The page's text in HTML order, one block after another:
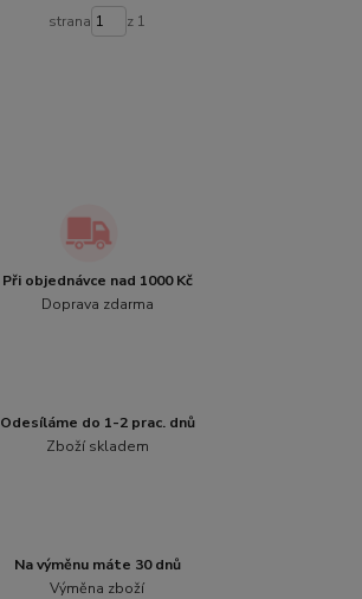
strana z 1
Při objednávce nad 1000 Kč
Doprava zdarma
Odesíláme do 1-2 prac. dnů
Zboží skladem
Na výměnu máte 30 dnů
Výměna zboží